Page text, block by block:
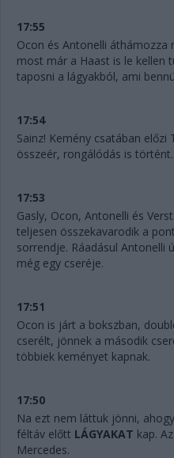
17:55
Ocon és Antonelli áthámozza
most már a Haast is le kellen
taposni a lágyakból, ami
17:54
Sainz! Kemény csatában
összeér, rongálódás is
17:53
Gasly, Ocon, Antonelli és
teljesen összekavarodik a
sorrendje. Ráadásul Antonelli
még egy cseréje.
17:51
Ocon is járt a bokszban,
cserélt, jönnek a második
többiek keményet kapnak.
17:50
Na ezt nem láttuk jönni,
féltáv előtt LÁGYAKAT kap.
Mercedes.